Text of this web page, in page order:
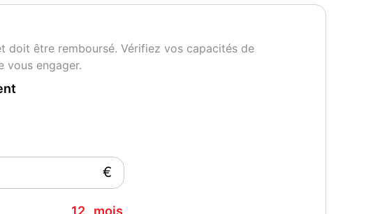
doit être remboursé. Vérifiez vos capacités de
vous engager.
€
12 mois